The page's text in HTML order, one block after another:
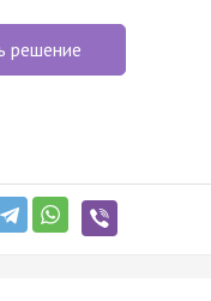
решение